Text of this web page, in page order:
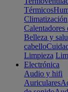
Térmicos
Climatización
Calentadores
Belleza y
cabello
Limpieza
Electrónica
Audio y hifi
Auriculares